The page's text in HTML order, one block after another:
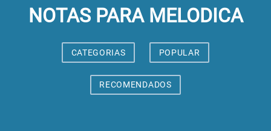
NOTAS PARA MELODICA
CATEGORIAS POPULAR
RECOMENDADOS